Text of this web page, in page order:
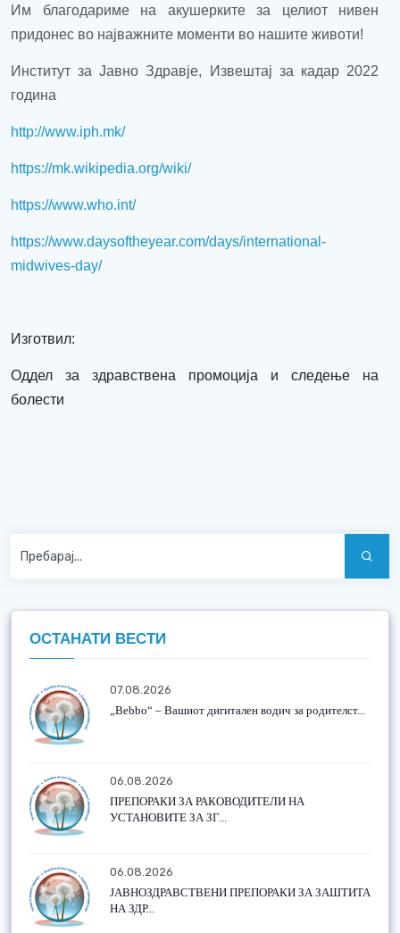
Им благодариме на акушерките за целиот нивен
придонес во најважните моменти во нашите животи!
Институт за Јавно Здравје, Извештај за кадар 2022
година
http://www.iph.mk/
https://mk.wikipedia.org/wiki/
https://www.who.int/
https://www.daysoftheyear.com/days/international-
midwives-day/
Изготвил:
Оддел за здравствена промоција и следење на
болести
ОСТАНАТИ ВЕСТИ
07.08.2026
„Bebbo“ – Вашиот дигитален водич за родителст...
06.08.2026
ПРЕПОРАКИ ЗА РАКОВОДИТЕЛИ НА
УСТАНОВИТЕ ЗА ЗГ...
06.08.2026
ЈАВНОЗДРАВСТВЕНИ ПРЕПОРАКИ ЗА ЗАШТИТА
НА ЗДР...